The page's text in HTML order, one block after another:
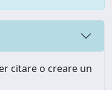
citare o creare un